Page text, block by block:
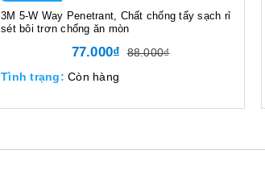
3M 5-W Way Penetrant, Chất chống tẩy sạch rỉ
sét bôi trơn chống ăn mòn
77.000₫
88.000₫
Tình trạng: Còn hàng